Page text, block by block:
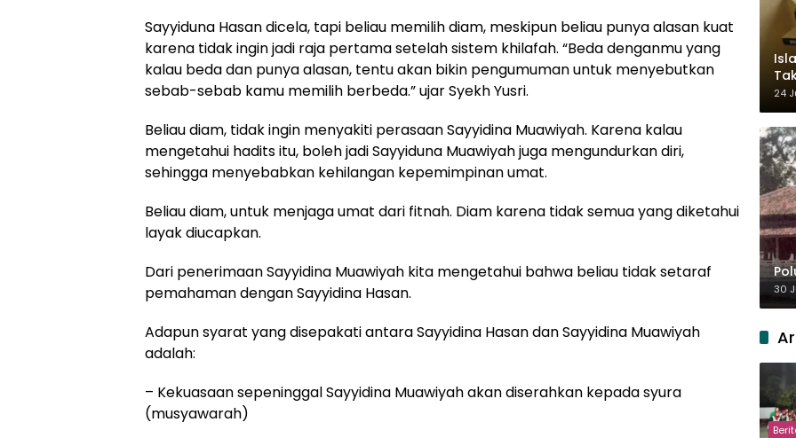
Sayyiduna Hasan dicela, tapi beliau memilih diam, meskipun beliau punya alasan kuat
karena tidak ingin jadi raja pertama setelah sistem khilafah. “Beda denganmu yang
kalau beda dan punya alasan, tentu akan bikin pengumuman untuk menyebutkan
sebab-sebab kamu memilih berbeda.” ujar Syekh Yusri.
Beliau diam, tidak ingin menyakiti perasaan Sayyidina Muawiyah. Karena kalau
mengetahui hadits itu, boleh jadi Sayyiduna Muawiyah juga mengundurkan diri,
sehingga menyebabkan kehilangan kepemimpinan umat.
Beliau diam, untuk menjaga umat dari fitnah. Diam karena tidak semua yang diketahui
layak diucapkan.
Dari penerimaan Sayyidina Muawiyah kita mengetahui bahwa beliau tidak setaraf
pemahaman dengan Sayyidina Hasan.
Adapun syarat yang disepakati antara Sayyidina Hasan dan Sayyidina Muawiyah
adalah:
– Kekuasaan sepeninggal Sayyidina Muawiyah akan diserahkan kepada syura
(musyawarah)
24
30